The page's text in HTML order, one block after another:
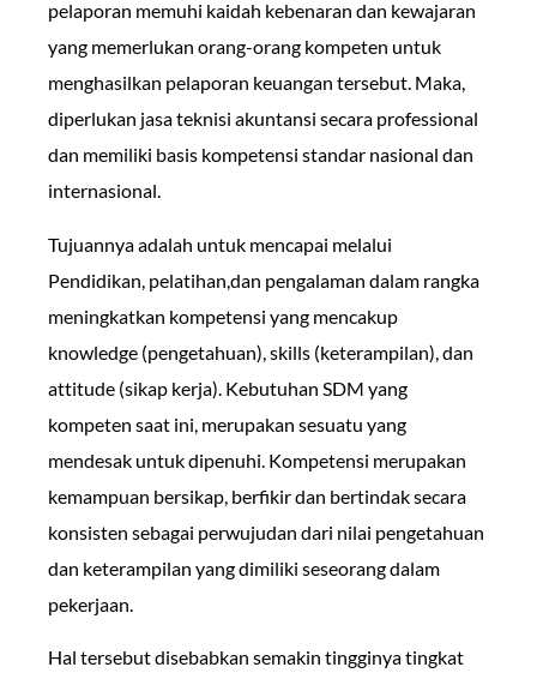
pelaporan memuhi kaidah kebenaran dan kewajaran
yang memerlukan orang-orang kompeten untuk
menghasilkan pelaporan keuangan tersebut. Maka,
diperlukan jasa teknisi akuntansi secara professional
dan memiliki basis kompetensi standar nasional dan
internasional.
Tujuannya adalah untuk mencapai melalui
Pendidikan, pelatihan,dan pengalaman dalam rangka
meningkatkan kompetensi yang mencakup
knowledge (pengetahuan), skills (keterampilan), dan
attitude (sikap kerja). Kebutuhan SDM yang
kompeten saat ini, merupakan sesuatu yang
mendesak untuk dipenuhi. Kompetensi merupakan
kemampuan bersikap, berfikir dan bertindak secara
konsisten sebagai perwujudan dari nilai pengetahuan
dan keterampilan yang dimiliki seseorang dalam
pekerjaan.
Hal tersebut disebabkan semakin tingginya tingkat